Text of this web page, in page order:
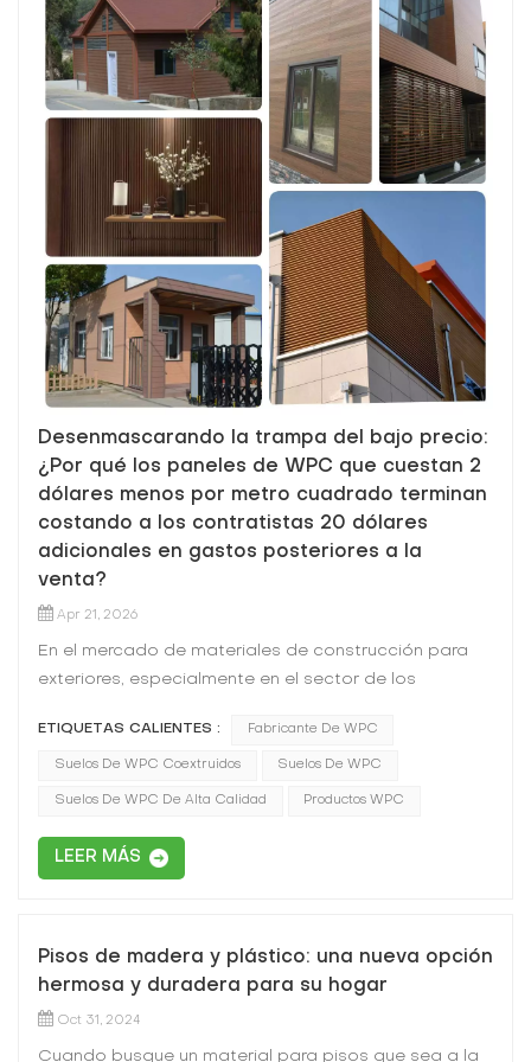
Desenmascarando la trampa del bajo precio:
¿Por qué los paneles de WPC que cuestan 2
dólares menos por metro cuadrado terminan
costando a los contratistas 20 dólares
adicionales en gastos posteriores a la
venta?
Apr 21, 2026
En el mercado de materiales de construcción para
exteriores, especialmente en el sector de los
de precios parece no tener fin. Al revisar los
presupuestos, muchos contratistas y propietarios
suelen optar por opciones que cuestan 2 dólares o
en un proyecto a gran escala, ahorrar $2 por metro
cuadrado se traduce en miles de dólares en ahorros
sector, debemos revelar una cruda realidad: esta
opción aparentemente atractiva para "ahorrar
costes" suele ser una trampa financiera
cuidadosamente elaborada que, en última instancia,
ETIQUETAS CALIENTES : Fabricante De WPC
Suelos De WPC Coextruidos Suelos De WPC
Suelos De WPC De Alta Calidad Productos WPC
LEER MÁS
Pisos de madera y plástico: una nueva opción
hermosa y duradera para su hogar
Oct 31, 2024
Cuando busque un material para pisos que sea a la